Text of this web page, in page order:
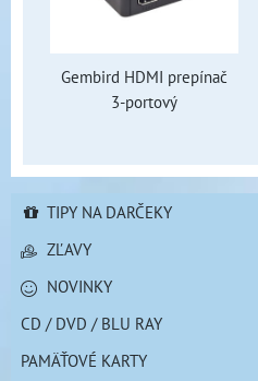
Gembird HDMI prepínač
3-portový
TIPY NA DARČEKY
ZĽAVY
NOVINKY
CD / DVD / BLU RAY
PAMÄŤOVÉ KARTY